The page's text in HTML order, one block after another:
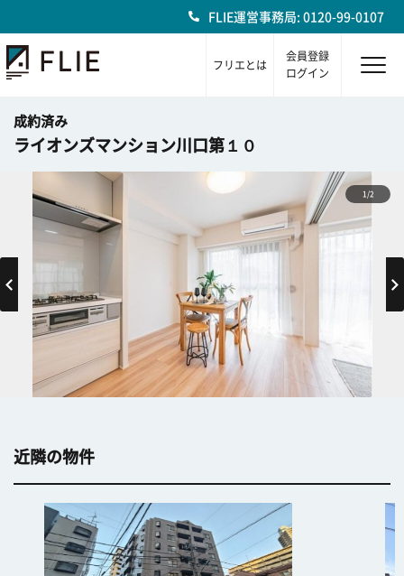
FLIE運営事務局: 0120-99-0107
フリエとは
会員登録
ログイン
成約済み
ライオンズマンション川口第１０
1/2
近隣の物件